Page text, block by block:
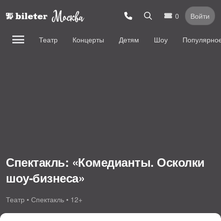
0 Войти
Театр Концерты Детям Шоу
Спектакль: «Комедианты. Осколки
шоу-бизнеса»
Театр • Спектакль • 12+